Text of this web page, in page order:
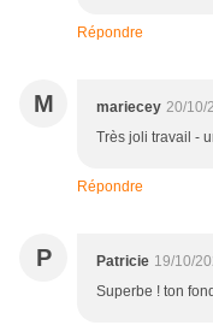
Répondre
M mariecey 20/10/
Très joli travail -
Répondre
P Patricie 19/10/
Superbe ! ton